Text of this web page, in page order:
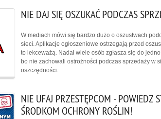
NIE DAJ SIĘ OSZUKAĆ PODCZAS
W mediach mówi się bardzo dużo o oszustwach
sieci. Aplikacje ogłoszeniowe ostrzegają przed
to lekceważą. Nadal wiele osób zgłasza się do
bo nie zachowali ostrożności podczas sprzedaży w
oszczędności.
NIE UFAJ PRZESTĘPCOM - POWIEDZ
ŚRODKOM OCHRONY ROŚLIN!